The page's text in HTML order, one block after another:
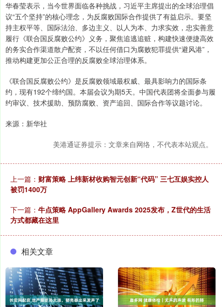
华春莹表示，当今世界面临各种挑战，习近平主席提出的全球治理倡
议“五个坚持”的核心理念，为反腐败国际合作提供了有益启示。要坚
持主权平等、国际法治、多边主义、以人为本、力求实效，忠实善意
履行《联合国反腐败公约》义务，聚焦追逃追赃，构建快速便捷高效
的务实合作渠道散户配资，不以任何借口为腐败犯罪提供“避风港”，
推动构建更加公正合理的反腐败全球治理体系。
《联合国反腐败公约》是反腐败领域最权威、最具影响力的国际条
约，现有192个缔约国。本届会议为期5天。中国代表团将全面参与履
约审议、技术援助、预防腐败、资产追回、国际合作等议题讨论。
来源：新华社
美港通证券提示：文章来自网络，不代表本站观点。
上一篇： 财富策略 上纬新材收购智元创新“代码” 三七互娱实控人
被罚1400万
下一篇： 牛点策略 AppGallery Awards 2025发布，Z世代的生活
方式都藏在这里
相关文章